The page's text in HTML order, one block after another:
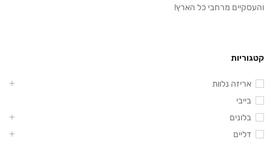
והעסקיים מרחבי כל הארץ!
קטגוריות
אריזה נלוות
בייבי
בלונים
דליים